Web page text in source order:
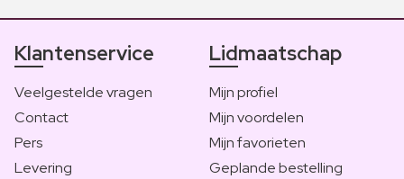
Klantenservice
Veelgestelde vragen
Contact
Pers
Levering
Lidmaatschap
Mijn profiel
Mijn voordelen
Mijn favorieten
Geplande bestelling